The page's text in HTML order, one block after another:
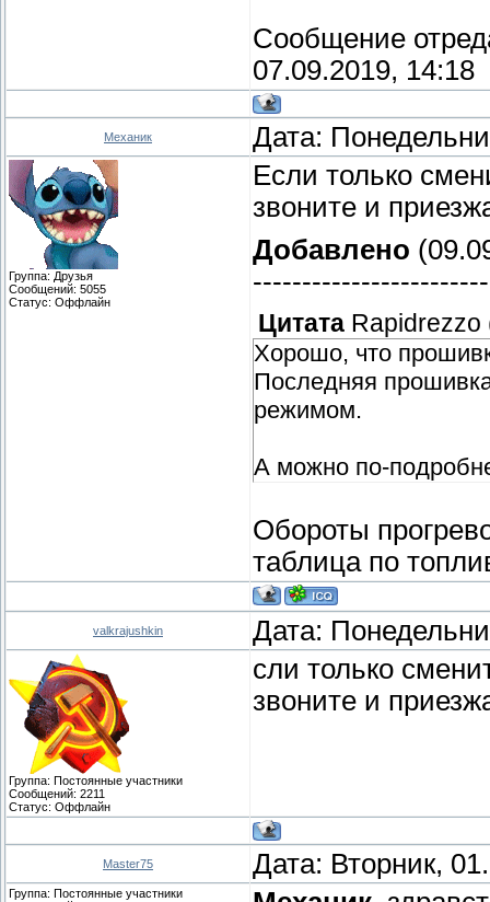
Сообщение
07.09.2019, 14:18
Механик Дата:
Группа: Друзья
Сообщений: 5055
Статус: Оффлайн
Если только
звоните и
Добавлено
Цитата Rapidrezzo
Хорошо, что
Последняя
режимом.
А можно по-
Обороты
таблица по
valkrajushkin Дата:
Группа: Постоянные участники
Сообщений: 2211
Статус: Оффлайн
сли только
звоните и
Master75 Дата: Вторник,
Группа: Постоянные участники